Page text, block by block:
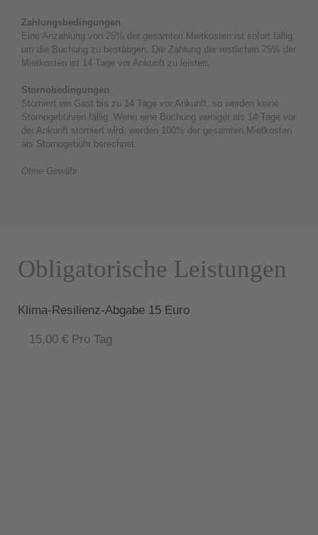
Zahlungsbedingungen
Eine Anzahlung von 25% der gesamten Mietkosten ist sofort fällig,
um die Buchung zu bestätigen. Die Zahlung der restlichen 75% der
Mietkosten ist 14 Tage vor Ankunft zu leisten.
Stornobedingungen
Storniert ein Gast bis zu 14 Tage vor Ankunft, so werden keine
Stornogebühren fällig. Wenn eine Buchung weniger als 14 Tage vor
der Ankunft storniert wird, werden 100% der gesamten Mietkosten
als Stornogebühr berechnet.
Ohne Gewähr
Obligatorische Leistungen
Klima-Resilienz-Abgabe 15 Euro
15,00 € Pro Tag